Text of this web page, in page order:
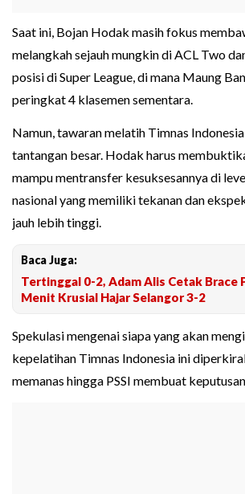
Saat ini, Bojan Hodak masih fokus
melangkah sejauh mungkin di ACL Two
posisi di Super League, di mana Maung
peringkat 4 klasemen sementara.
Namun, tawaran melatih Timnas
tantangan besar. Hodak harus
mampu mentransfer kesuksesannya di
nasional yang memiliki tekanan dan
jauh lebih tinggi.
Baca Juga:
Tertinggal 0-2, Adam Alis Cetak Brace
Menit Krusial Hajar Selangor 3-2
Spekulasi mengenai siapa yang akan
kepelatihan Timnas Indonesia ini
memanas hingga PSSI membuat